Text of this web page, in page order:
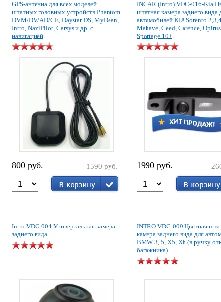
GPS-антенна для всех моделей
штатных головных устройств Phantom
DVM/DV/AD/CE, Daystar DS, MyDean,
Intro, NaviPilot, Carsys и др. с
навигацией
800 руб. 1590 руб.
INCAR (Intro) VDC-016-Kia
штатная камера заднего вида
автомобилей KIA Sorento
Mahave, Ceed, Carence,
Sportage 10+
1990 руб.
Intro VDC-004 Универсальная камера
заднего вида
INTRO VDC-009 Цветная
камера заднего вида для
BMW 3, 5, X5, X6 (в ручку
багажника)